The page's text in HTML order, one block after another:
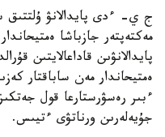
ج ي- ءدى پايدالانۋ ۇلتتىق
مەكتەپتەر جازباشا
پايدالانۋىن قاداعالايتىن
ەمتيحاندار مەن ساباقتار
ءبىر رەسۋرستارعا قول
جۇيەلەرىن ورناتۋى ءتيىس.